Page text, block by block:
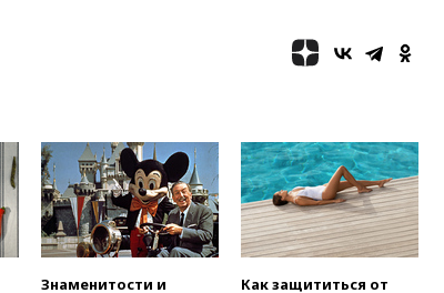
побережья Новороссийска
17:55
Мужчина получил
ранения при атаке дрона на
Белгородскую область
17:48
Bloomberg:
авиакомпании США обязали
Знаменитости и
Как защититься от